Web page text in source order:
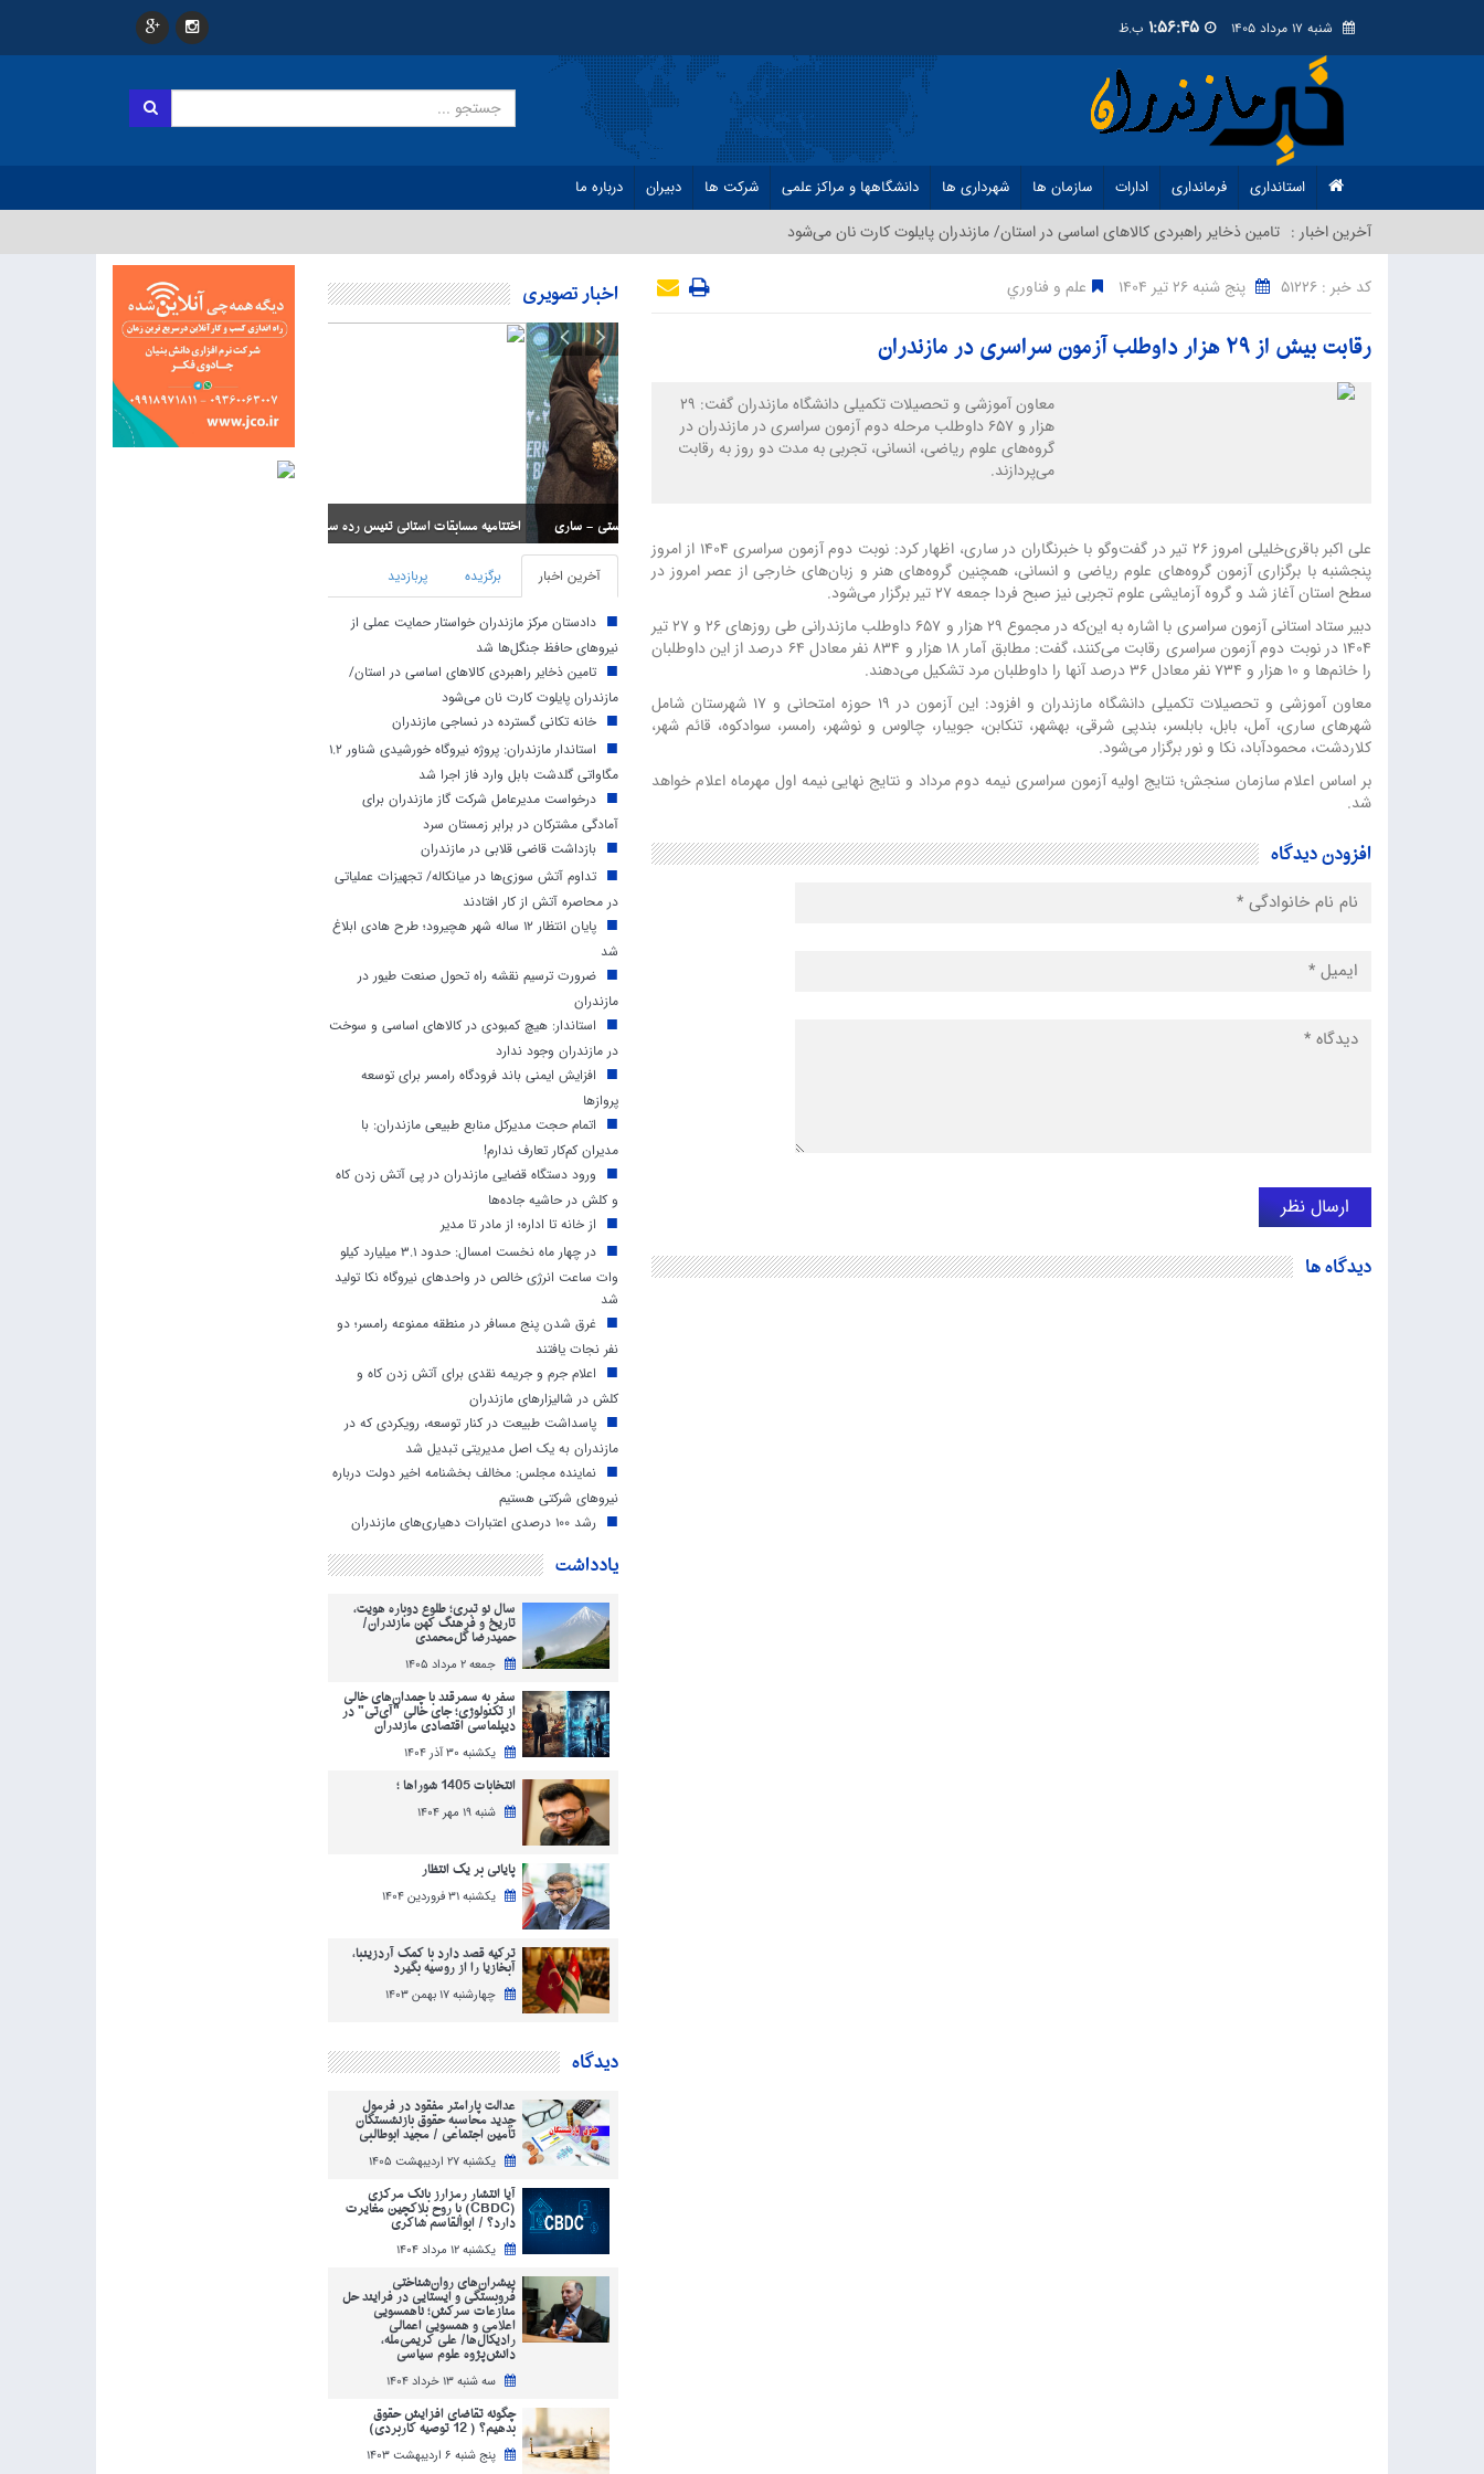
شنبه 17 مرداد 1405 1:56:46 ب.ظ
استانداری فرمانداری ادارات سازمان ها شهرداری ها دانشگاهها و مراکز علمی شرکت ها دبیران درباره ما
آخرین اخبار : تامین ذخایر راهبردی کالاهای اساسی در استان/ مازندران پایلوت کارت نان می‌شود
کد خبر : 51226 پنج شنبه 26 تير 1404 علم و فناوري
رقابت بیش از ۲۹ هزار داوطلب آزمون سراسری در مازندران
معاون آموزشی و تحصیلات تکمیلی دانشگاه مازندران گفت: ۲۹
هزار و ۶۵۷ داوطلب مرحله دوم آزمون سراسری در مازندران در
گروه‌های علوم ریاضی، انسانی، تجربی به مدت دو روز به رقابت
می‌پردازند.
علی اکبر باقری‌خلیلی امروز ۲۶ تیر در گفت‌وگو با خبرنگاران در ساری، اظهار کرد: نوبت دوم آزمون سراسری ۱۴۰۴ از امروز
پنجشنبه با برگزاری آزمون گروه‌های علوم ریاضی و انسانی، همچنین گروه‌های هنر و زبان‌های خارجی از عصر امروز در
سطح استان آغاز شد و گروه آزمایشی علوم تجربی نیز صبح فردا جمعه ۲۷ تیر برگزار می‌شود.
دبیر ستاد استانی آزمون سراسری با اشاره به این‌که در مجموع ۲۹ هزار و ۶۵۷ داوطلب مازندرانی طی روزهای ۲۶ و ۲۷ تیر
۱۴۰۴ در نوبت دوم آزمون سراسری رقابت می‌کنند، گفت: مطابق آمار ۱۸ هزار و ۸۳۴ نفر معادل ۶۴ درصد از این داوطلبان
را خانم‌ها و ۱۰ هزار و ۷۳۴ نفر معادل ۳۶ درصد آنها را داوطلبان مرد تشکیل می‌دهند.
معاون آموزشی و تحصیلات تکمیلی دانشگاه مازندران و افزود: این آزمون در ۱۹ حوزه امتحانی و ۱۷ شهرستان شامل
شهرهای ساری، آمل، بابل، بابلسر، بندپی شرقی، بهشهر، تنکابن، جویبار، چالوس و نوشهر، رامسر، سوادکوه، قائم شهر،
کلاردشت، محمودآباد، نکا و نور برگزار می‌شود.
بر اساس اعلام سازمان سنجش؛ نتایج اولیه آزمون سراسری نیمه دوم مرداد و نتایج نهایی نیمه اول مهرماه اعلام خواهد
شد.
افزودن دیدگاه
دیدگاه ها
اخبار تصویری
اختتامیه مسابقات استانی تنیس رده سنی نونهالان
آخرین اخبار برگزیده پربازدید
دادستان مرکز مازندران خواستار حمایت عملی از
نیروهای حافظ جنگل‌ها شد
تامین ذخایر راهبردی کالاهای اساسی در استان/
مازندران پایلوت کارت نان می‌شود
خانه تکانی گسترده در نساجی مازندران
استاندار مازندران: پروژه نیروگاه خورشیدی شناور ۱.۲
مگاواتی گلدشت بابل وارد فاز اجرا شد
درخواست مدیرعامل شرکت گاز مازندران برای
آمادگی مشترکان در برابر زمستان سرد
بازداشت قاضی قلابی در مازندران
تداوم آتش‌ سوزی‌ها در میانکاله/ تجهیزات عملیاتی
در محاصره آتش از کار افتادند
پایان انتظار ۱۲ ساله شهر هچیرود؛ طرح هادی ابلاغ
شد
ضرورت ترسیم نقشه راه تحول صنعت طیور در
مازندران
استاندار: هیچ کمبودی در کالاهای اساسی و سوخت
در مازندران وجود ندارد
افزایش ایمنی باند فرودگاه رامسر برای توسعه
پروازها
اتمام حجت مدیرکل منابع طبیعی مازندران: با
مدیران کم‌کار تعارف ندارم!
ورود دستگاه قضایی مازندران در پی آتش زدن کاه
و کلش در حاشیه جاده‌ها
از خانه تا اداره؛ از مادر تا مدیر
در چهار ماه نخست امسال: حدود 3.1 میلیارد کیلو
وات ساعت انرژی خالص در واحدهای نیروگاه نکا تولید
شد
غرق شدن پنج مسافر در منطقه ممنوعه رامسر؛ دو
نفر نجات یافتند
اعلام جرم و جریمه نقدی برای آتش زدن کاه و
کلش در شالیزارهای مازندران
پاسداشت طبیعت در کنار توسعه، رویکردی که در
مازندران به یک اصل مدیریتی تبدیل شد
نماینده مجلس: مخالف بخشنامه اخیر دولت درباره
نیروهای شرکتی هستیم
رشد ۱۰۰ درصدی اعتبارات دهیاری‌های مازندران
یادداشت
سال نو تبری؛ طلوع دوباره هویت،
تاریخ و فرهنگ کهن مازندران/
حمیدرضا گل‌محمدی
جمعه 2 مرداد 1405
سفر به سمرقند با چمدان‌های خالی
از تکنولوژی؛ جای خالی "آی‌تی" در
دیپلماسی اقتصادی مازندران
یکشنبه 30 آذر 1404
انتخابات 1405 شوراها ؛
شنبه 19 مهر 1404
پایانی بر یک انتظار
یکشنبه 31 فروردين 1404
ترکیه قصد دارد با کمک آردزینبا،
آبخازیا را از روسیه بگیرد
چهارشنبه 17 بهمن 1403
دیدگاه
عدالت پارامتر مفقود در فرمول
جدید محاسبه حقوق بازنشستگان
تأمین اجتماعی / مجید ابوطالبی
یکشنبه 27 ارديبهشت 1405
آیا انتشار رمزارز بانک مرکزی
(CBDC) با روح بلاکچین مغایرت
دارد؟ / ابوالقاسم شاکری
یکشنبه 12 مرداد 1404
پیشران‌های روان‌شناختی
فروبستگی و ایستایی در فرایند حل
منازعات سرکش؛ ناهمسویی
اعلامی و همسویی اعمالی
رادیکال‌ها/ علی کریمی‌مله،
دانش‌پژوه علوم سیاسی
سه شنبه 13 خرداد 1404
چگونه تقاضای افزایش حقوق
بدهیم؟ ( 12 توصیه کاربردی)
پنج شنبه 6 ارديبهشت 1403